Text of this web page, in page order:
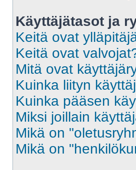
Käyttäjätasot ja
Keitä ovat
Keitä ovat
Mitä ovat
Kuinka liityn
Kuinka pääsen
Miksi joillain
Mikä on
Mikä on